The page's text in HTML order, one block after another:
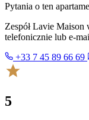
Pytania o ten
Zespół Lavie
telefonicznie lub e-
+33 7 45 89 66 69
5